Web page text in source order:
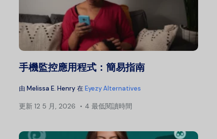
手機監控應用程式：簡易指南
由 Melissa E. Henry 在Eyezy Alternatives
更新 12 5 月, 2026 4 最低閱讀時間